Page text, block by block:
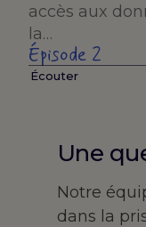
accès aux
la…
Épisode 2
Écouter
Une
Notre
dans la